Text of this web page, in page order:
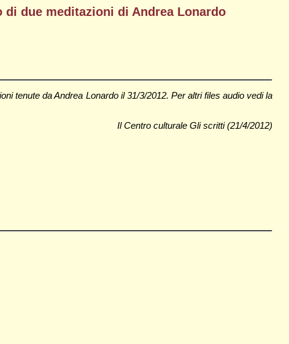
due meditazioni di Andrea Lonardo
tenute da Andrea Lonardo il 31/3/2012. Per altri files audio vedi la
Il Centro culturale Gli scritti (21/4/2012)